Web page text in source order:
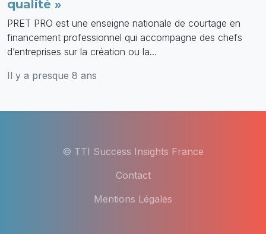
qualité »
PRET PRO est une enseigne nationale de courtage en
financement professionnel qui accompagne des chefs
d’entreprises sur la création ou la...
Il y a presque 8 ans
© TTI Success Insights France
Contact
Mentions Légales